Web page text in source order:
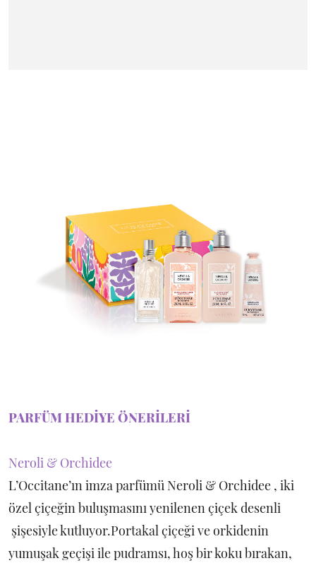
PARFÜM HEDİYE ÖNERİLERİ
Neroli & Orchidee
L’Occitane’ın imza parfümü Neroli & Orchidee , iki
özel çiçeğin buluşmasını yenilenen çiçek desenli
şişesiyle kutluyor.Portakal çiçeği ve orkidenin
yumuşak geçişi ile pudramsı, hoş bir koku bırakan,